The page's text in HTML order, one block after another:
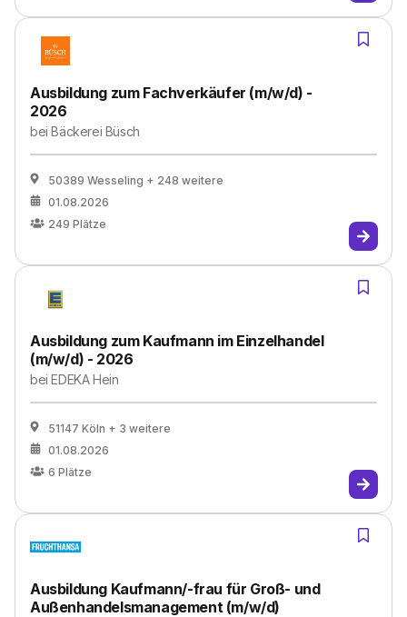
Ausbildung zum Fachverkäufer (m/w/d) -
2026
beiBäckerei Büsch
50389 Wesseling + 248 weitere
01.08.2026
249 Plätze
Ausbildung zum Kaufmann im Einzelhandel
(m/w/d) - 2026
beiEDEKA Hein
51147 Köln + 3 weitere
01.08.2026
6 Plätze
Ausbildung Kaufmann/-frau für Groß- und
Außenhandelsmanagement (m/w/d)